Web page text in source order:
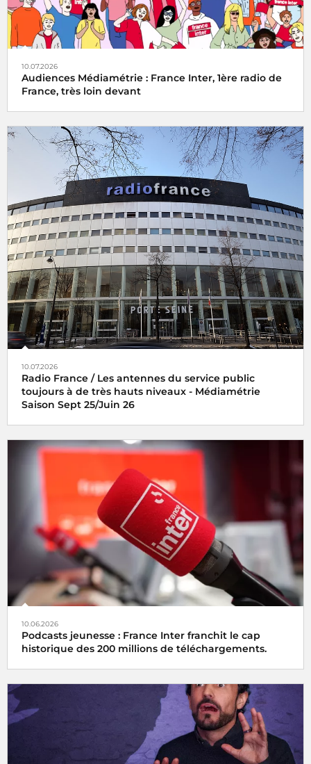
10.07.2026
Audiences Médiamétrie : France Inter, 1ère radio de
France, très loin devant
10.07.2026
Radio France / Les antennes du service public
toujours à de très hauts niveaux - Médiamétrie
Saison Sept 25/Juin 26
10.06.2026
Podcasts jeunesse : France Inter franchit le cap
historique des 200 millions de téléchargements.